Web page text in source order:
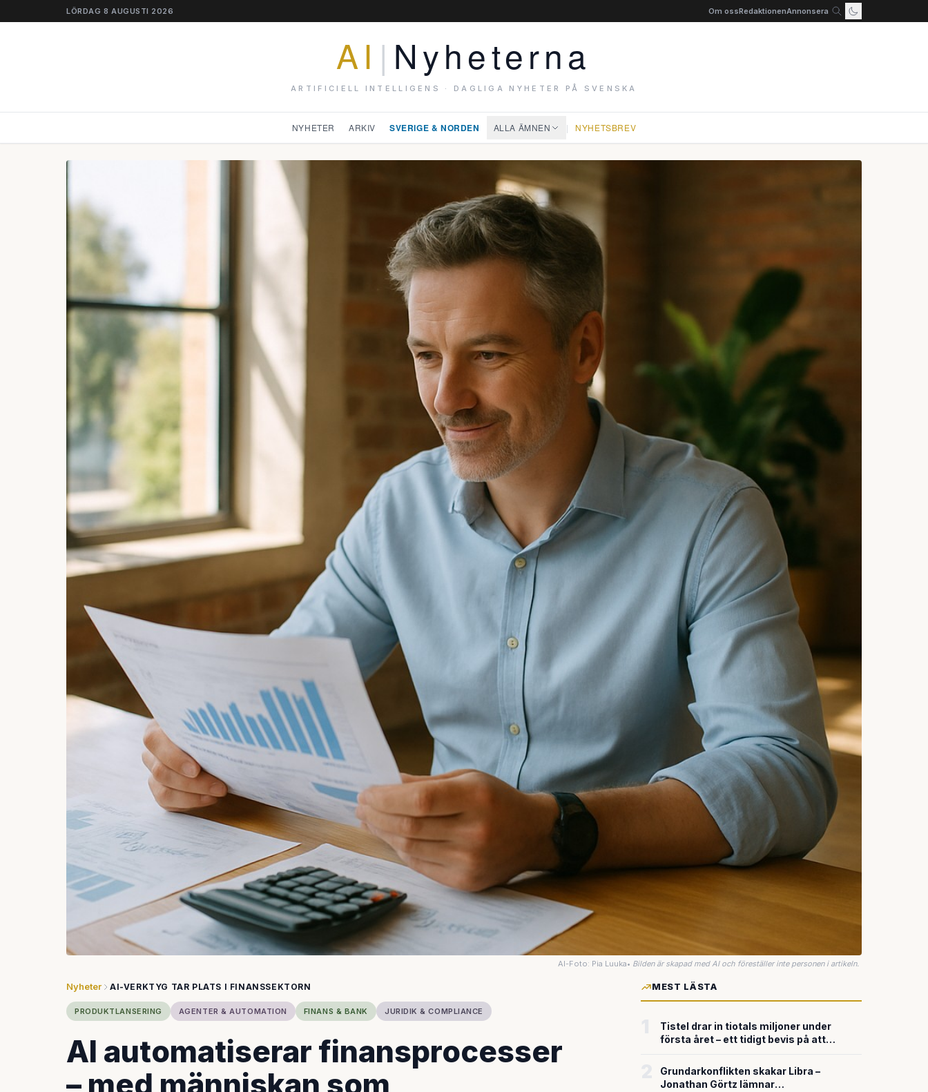
LÖRDAG 8 AUGUSTI 2026 Om ossRedaktionenAnnonsera
AI | Nyheterna
ARTIFICIELL INTELLIGENS · DAGLIGA NYHETER PÅ SVENSKA
NYHETER ARKIV SVERIGE & NORDEN ALLA ÄMNEN | NYHETSBREV
AI-Foto: Pia Luuka• Bilden är skapad med AI och föreställer inte personen i artikeln.
Nyheter AI-VERKTYG TAR PLATS I FINANSSEKTORN
PRODUKTLANSERING AGENTER & AUTOMATION FINANS & BANK JURIDIK & COMPLIANCE
AI automatiserar finansprocesser
– med människan som
MEST LÄSTA
Tistel drar in tiotals miljoner under
första året – ett tidigt bevis på att
försvarsteknik
Grundarkonflikten skakar Libra –
Jonathan Görtz lämnar